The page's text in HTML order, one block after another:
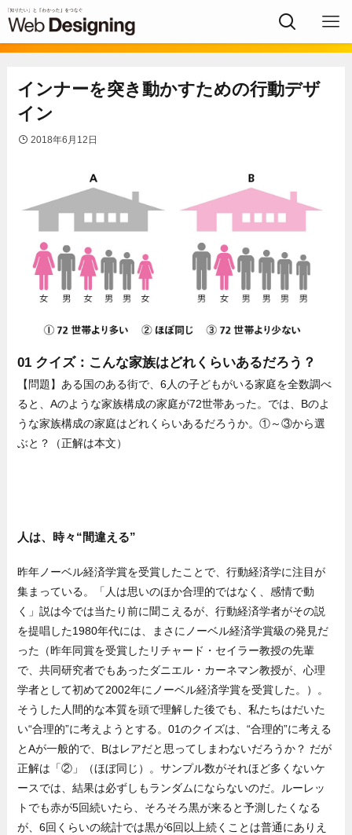
インナーを突き動かすための行動デザ
イン
2018年6月12日
01 クイズ：こんな家族はどれくらいあるだろう？
【問題】ある国のある街で、6人の子どもがいる家庭を全数調べ
ると、Aのような家族構成の家庭が72世帯あった。では、Bのよ
うな家族構成の家庭はどれくらいあるだろうか。①～③から選
ぶと？（正解は本文）
人は、時々“間違える”
昨年ノーベル経済学賞を受賞したことで、行動経済学に注目が
集まっている。「人は思いのほか合理的ではなく、感情で動
く」説は今では当たり前に聞こえるが、行動経済学者がその説
を提唱した1980年代には、まさにノーベル経済学賞級の発見だ
った（昨年同賞を受賞したリチャード・セイラー教授の先輩
で、共同研究者でもあったダニエル・カーネマン教授が、心理
学者として初めて2002年にノーベル経済学賞を受賞した。）。
そうした人間的な本質を頭で理解した後でも、私たちはだいた
い“合理的”に考えようとする。01のクイズは、“合理的”に考える
とAが一般的で、Bはレアだと思ってしまわないだろうか？ だが
正解は「②」（ほぼ同じ）。サンプル数がそれほど多くないケ
ースでは、結果は必ずしもランダムにならないのだ。ルーレッ
トでも赤が5回続いたら、そろそろ黒が来ると予測したくなる
が、6回くらいの統計では黒が6回以上続くことは普通にありえ